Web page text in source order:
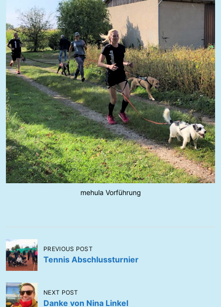
mehula Vorführung
B
e
i
t
PREVIOUS POST
Tennis Abschlussturnier
NEXT POST
Danke von Nina Linkel